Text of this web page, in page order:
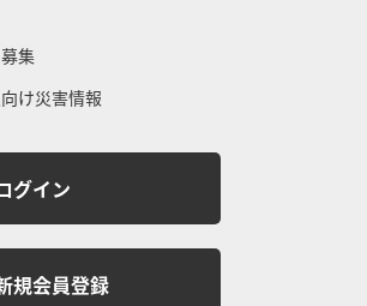
集
け災害情報
グイン
規会員登録